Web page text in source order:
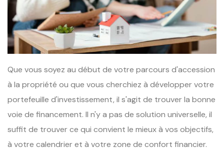
Que vous soyez au début de votre parcours d'accession
à la propriété ou que vous cherchiez à développer votre
portefeuille d'investissement, il s'agit de trouver la bonne
voie de financement. Il n'y a pas de solution universelle, il
suffit de trouver ce qui convient le mieux à vos objectifs,
à votre calendrier et à votre zone de confort financier.